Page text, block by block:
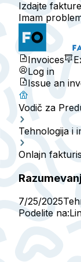
Izdajte
Imam
Invoices
Log in
Issue an
Vodič za
Tehnologija i
Onlajn
7/25/2025
Podelite na: